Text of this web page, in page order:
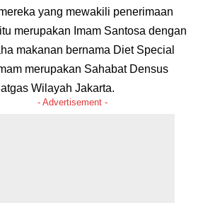
yang mewakili penerimaan
merupakan Imam Santosa dengan
makanan bernama Diet Special
merupakan Sahabat Densus
Wilayah Jakarta.
- Advertisement -